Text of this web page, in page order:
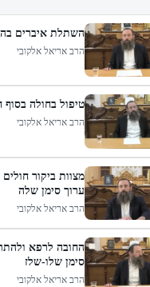
השתלת איברים
הרב אריאל אלקובי
טיפול בחולה בסוף
הרב אריאל אלקובי
מצוות ביקור
ערוך סימן שלה
הרב אריאל אלקובי
החובה לרפא
סימן שלו-שלז
הרב אריאל אלקובי